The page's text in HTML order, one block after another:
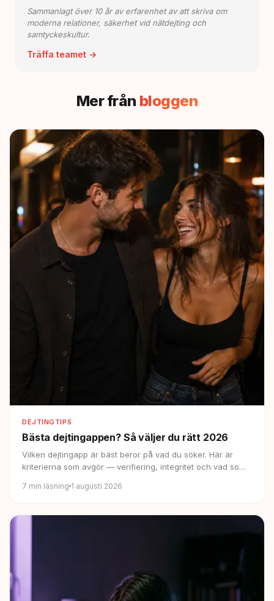
Sammanlagt över 10 år av erfarenhet av att skriva om
moderna relationer, säkerhet vid nätdejting och
samtyckeskultur.
Träffa teamet →
Mer från bloggen
DEJTINGTIPS
Bästa dejtingappen? Så väljer du rätt 2026
Vilken dejtingapp är bäst beror på vad du söker. Här är
kriterierna som avgör — verifiering, integritet och vad som
7 min läsning 1 augusti 2026